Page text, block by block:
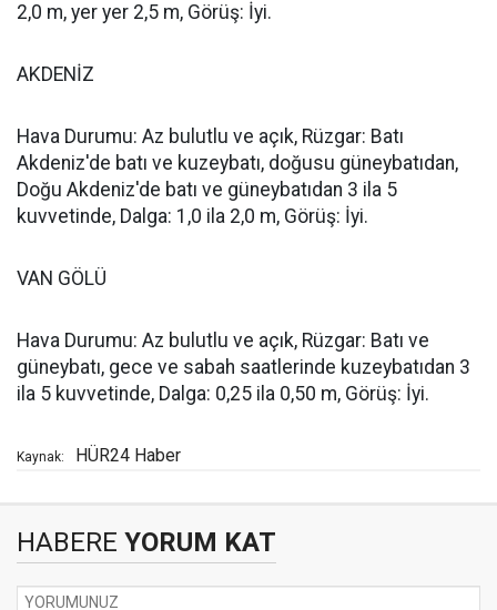
2,0 m, yer yer 2,5 m, Görüş: İyi.
AKDENİZ
Hava Durumu: Az bulutlu ve açık, Rüzgar: Batı
Akdeniz'de batı ve kuzeybatı, doğusu güneybatıdan,
Doğu Akdeniz'de batı ve güneybatıdan 3 ila 5
kuvvetinde, Dalga: 1,0 ila 2,0 m, Görüş: İyi.
VAN GÖLÜ
Hava Durumu: Az bulutlu ve açık, Rüzgar: Batı ve
güneybatı, gece ve sabah saatlerinde kuzeybatıdan 3
ila 5 kuvvetinde, Dalga: 0,25 ila 0,50 m, Görüş: İyi.
Kaynak: HÜR24 Haber
HABERE YORUM KAT